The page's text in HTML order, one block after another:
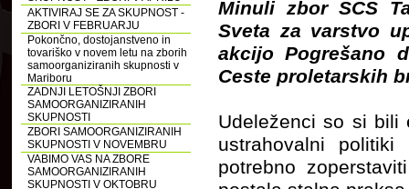
AKTIVIRAJ SE ZA SKUPNOST -
ZBORI V FEBRUARJU
Pokončno, dostojanstveno in
tovariško v novem letu na zborih
samoorganiziranih skupnosti v
Mariboru
ZADNJI LETOŠNJI ZBORI
SAMOORGANIZIRANIH
SKUPNOSTI
ZBORI SAMOORGANIZIRANIH
SKUPNOSTI V NOVEMBRU
VABIMO VAS NA ZBORE
SAMOORGANIZIRANIH
SKUPNOSTI V OKTOBRU
Minuli zbor SČS
Sveta za varstvo
akcijo Pogrešano
Ceste proletarskih
Udeleženci so si bili
ustrahovalni
potrebno